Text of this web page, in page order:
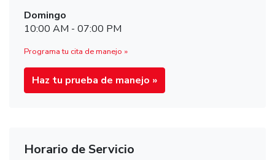
Domingo
10:00 AM - 07:00 PM
Programa tu cita de manejo »
Haz tu prueba de manejo »
Horario de Servicio